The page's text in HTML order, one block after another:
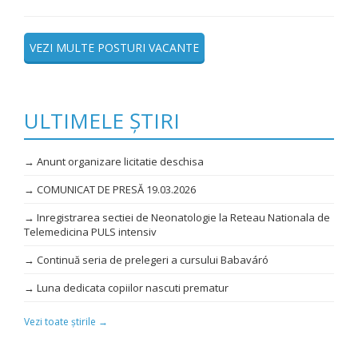
VEZI MULTE POSTURI VACANTE
ULTIMELE ȘTIRI
→ Anunt organizare licitatie deschisa
→ COMUNICAT DE PRESĂ 19.03.2026
→ Inregistrarea sectiei de Neonatologie la Reteau Nationala de
Telemedicina PULS intensiv
→ Continuă seria de prelegeri a cursului Babaváró
→ Luna dedicata copiilor nascuti prematur
Vezi toate știrile →